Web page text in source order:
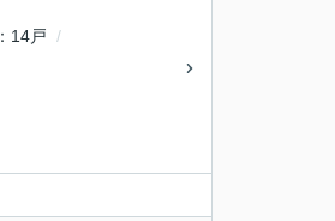
14戸